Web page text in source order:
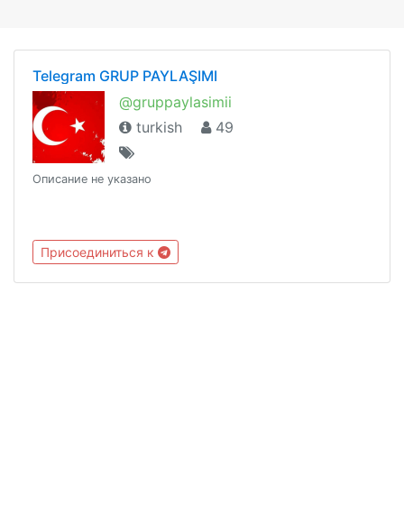
Telegram GRUP PAYLAŞIMI
@gruppaylasimii
turkish
49
Описание не указано
Присоединиться к